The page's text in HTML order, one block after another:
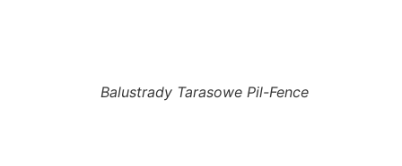
Balustrady Tarasowe Pil-Fence